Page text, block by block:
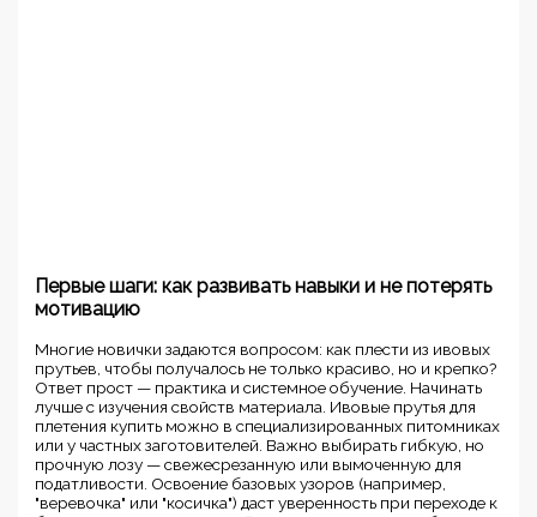
Первые шаги: как развивать навыки и не потерять
мотивацию
Многие новички задаются вопросом: как плести из ивовых
прутьев, чтобы получалось не только красиво, но и крепко?
Ответ прост — практика и системное обучение. Начинать
лучше с изучения свойств материала. Ивовые прутья для
плетения купить можно в специализированных питомниках
или у частных заготовителей. Важно выбирать гибкую, но
прочную лозу — свежесрезанную или вымоченную для
податливости. Освоение базовых узоров (например,
"веревочка" или "косичка") даст уверенность при переходе к